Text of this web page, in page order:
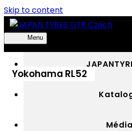
Skip to content
JAPAN
OTR
Výhradní
OTR
YOKOHAMA
Menu
Média
Yokohama RL52